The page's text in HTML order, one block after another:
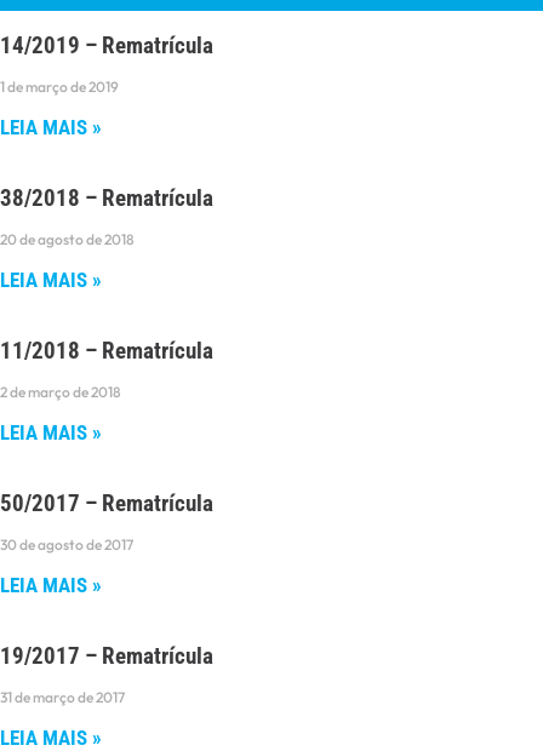
14/2019 – Rematrícula
1 de março de 2019
LEIA MAIS »
38/2018 – Rematrícula
20 de agosto de 2018
LEIA MAIS »
11/2018 – Rematrícula
2 de março de 2018
LEIA MAIS »
50/2017 – Rematrícula
30 de agosto de 2017
LEIA MAIS »
19/2017 – Rematrícula
31 de março de 2017
LEIA MAIS »